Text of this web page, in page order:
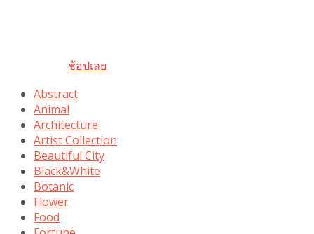
ช้อปเลย
Abstract
Animal
Architecture
Artist Collection
Beautiful City
Black&White
Botanic
Flower
Food